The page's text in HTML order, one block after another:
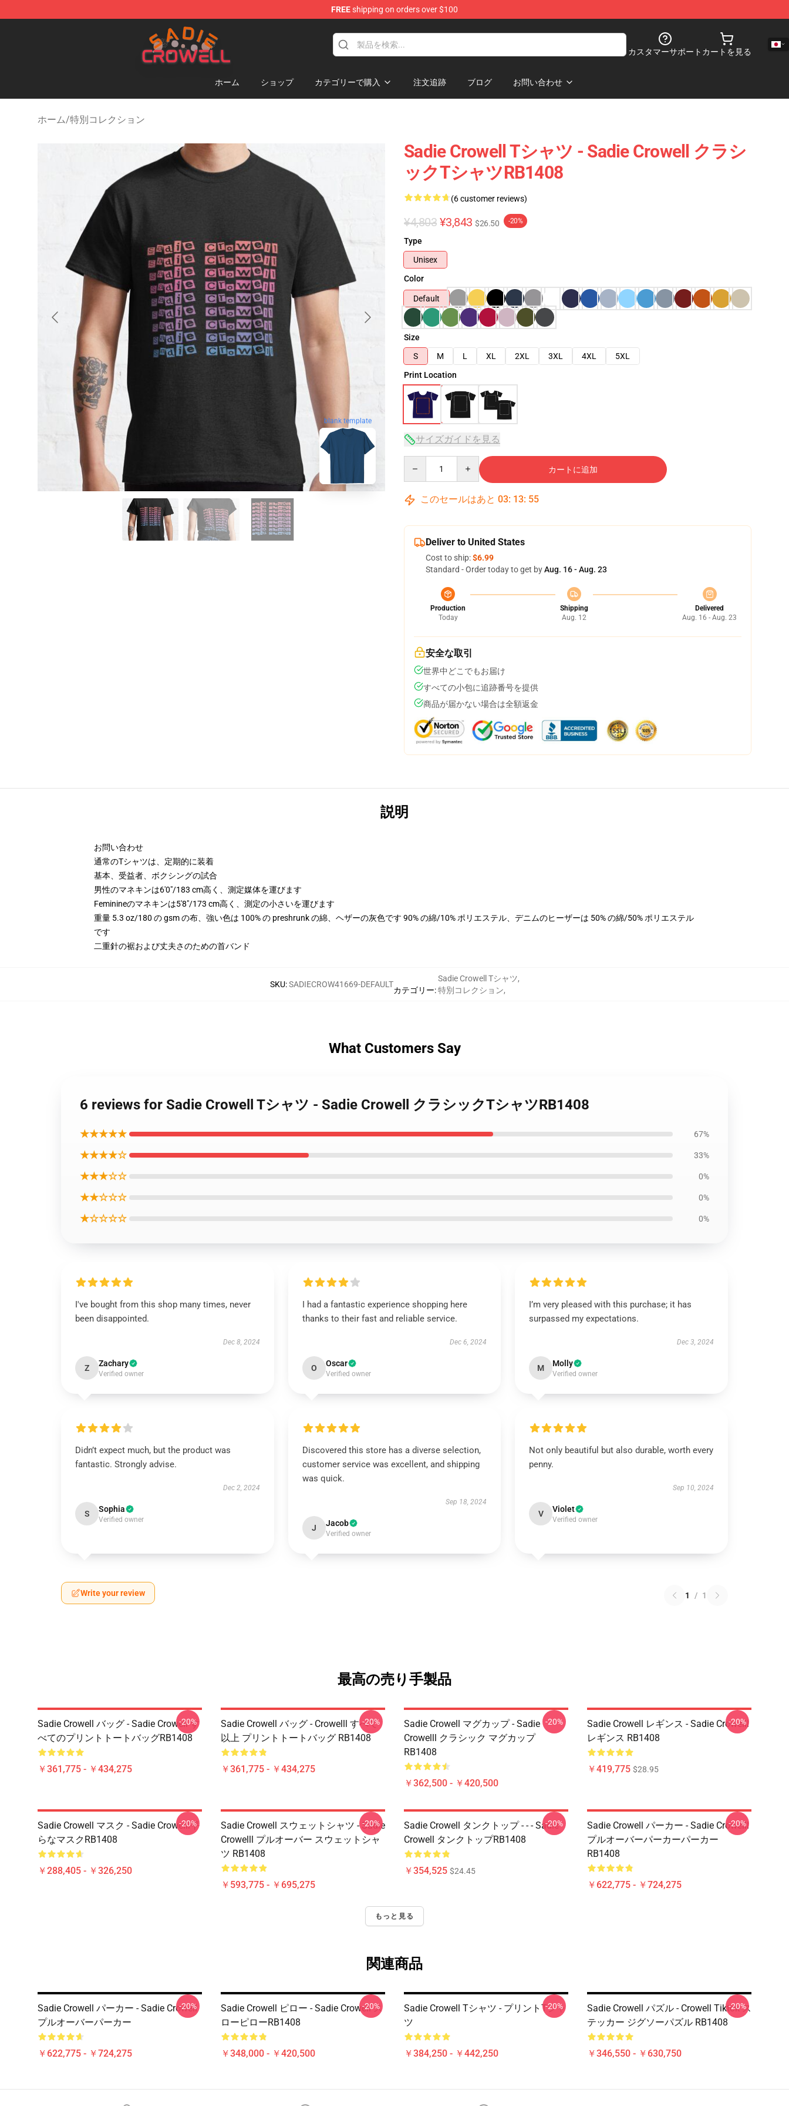
FREEshipping on orders over $100
Sadie Crowell Store - Official Sadie Crowell Merchandise Shop
カスタマーサポート カートを見る
ホーム ショップ カテゴリーで購入 注文追跡 ブログ お問い合わせ
ホーム/特別コレクション
blank template
Sadie Crowell Tシャツ - Sadie Crowell クラシ
ックTシャツRB1408
(6 customer reviews)
¥4,803 ¥3,843 $26.50 -20%
Type
Unisex
Color
Default
Size
S
M L XL 2XL 3XL 4XL
5XL
Print Location
サイズガイドを見る
カートに追加
このセールはあと 03: 13: 54
Deliver to United States
Cost to ship:$6.99
Standard - Order today to get byAug. 16 - Aug. 23
Production
Today
Shipping
Aug. 12
Delivered
Aug. 16 - Aug. 23
安全な取引
世界中どこでもお届け
すべての小包に追跡番号を提供
商品が届かない場合は全額返金
説明
お問い合わせ
通常のTシャツは、定期的に装着
基本、受益者、ボクシングの試合
男性のマネキンは6'0"/183 cm高く、測定媒体を運びます
Feminineのマネキンは5'8"/173 cm高く、測定の小さいを運びます
重量 5.3 oz/180 の gsm の布、強い色は 100% の preshrunk の綿、ヘザーの灰色です 90% の綿/10% ポリエステル、デニムのヒーザーは 50% の綿/50% ポリエステル
です
二重針の裾および丈夫さのための首バンド
SKU:SADIECROW41669-DEFAULT
カテゴリー:
Sadie Crowell Tシャツ,
特別コレクション,
What Customers Say
6 reviews for Sadie Crowell Tシャツ - Sadie Crowell クラシックTシャツRB1408
★★★★★ 67%
★★★★☆ 33%
★★★☆☆ 0%
★★☆☆☆ 0%
★☆☆☆☆ 0%
I've bought from this shop many times, never
been disappointed.
Dec 8, 2024
Z Zachary
Verified owner
I had a fantastic experience shopping here
thanks to their fast and reliable service.
Dec 6, 2024
O Oscar
Verified owner
I’m very pleased with this purchase; it has
surpassed my expectations.
Dec 3, 2024
M Molly
Verified owner
Didn’t expect much, but the product was
fantastic. Strongly advise.
Dec 2, 2024
S Sophia
Verified owner
Discovered this store has a diverse selection,
customer service was excellent, and shipping
was quick.
Sep 18, 2024
J Jacob
Verified owner
Not only beautiful but also durable, worth every
penny.
Sep 10, 2024
V Violet
Verified owner
Write your review 1 / 1
最高の売り手製品
Sadie Crowell バッグ - Sadie Crowell す
べてのプリントトートバッグRB1408
￥361,775 - ￥434,275
-20%
Sadie Crowell バッグ - Crowelll すべて
以上 プリントトートバッグ RB1408
￥361,775 - ￥434,275
-20%
Sadie Crowell マグカップ - Sadie
Crowelll クラシック マグカップ
RB1408
￥362,500 - ￥420,500
-20%
Sadie Crowell レギンス - Sadie Crowelll
レギンス RB1408
￥419,775 $28.95
-20%
Sadie Crowell マスク - Sadie Crowelll平
らなマスクRB1408
￥288,405 - ￥326,250
-20%
Sadie Crowell スウェットシャツ - Sadie
Crowelll プルオーバー スウェットシャ
ツ RB1408
￥593,775 - ￥695,275
-20%
Sadie Crowell タンクトップ - - - Sadie
Crowell タンクトップRB1408
￥354,525 $24.45
-20%
Sadie Crowell パーカー - Sadie Crowelll
プルオーバーパーカーパーカー
RB1408
￥622,775 - ￥724,275
-20%
もっと見る
関連商品
Sadie Crowell パーカー - Sadie Crowell
プルオーバーパーカー
￥622,775 - ￥724,275
-20%
Sadie Crowell ピロー - Sadie Crowell ス
ローピローRB1408
￥348,000 - ￥420,500
-20%
Sadie Crowell Tシャツ - プリントTシャ
ツ
￥384,250 - ￥442,250
-20%
Sadie Crowell パズル - Crowell Tiktok ス
テッカー ジグソーパズル RB1408
￥346,550 - ￥630,750
-20%